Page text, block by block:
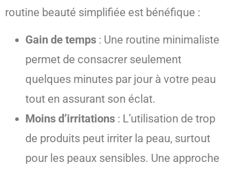
routine beauté simplifiée est bénéfique :
Gain de temps : Une routine minimaliste
permet de consacrer seulement
quelques minutes par jour à votre peau
tout en assurant son éclat.
Moins d’irritations : L’utilisation de trop
de produits peut irriter la peau, surtout
pour les peaux sensibles. Une approche